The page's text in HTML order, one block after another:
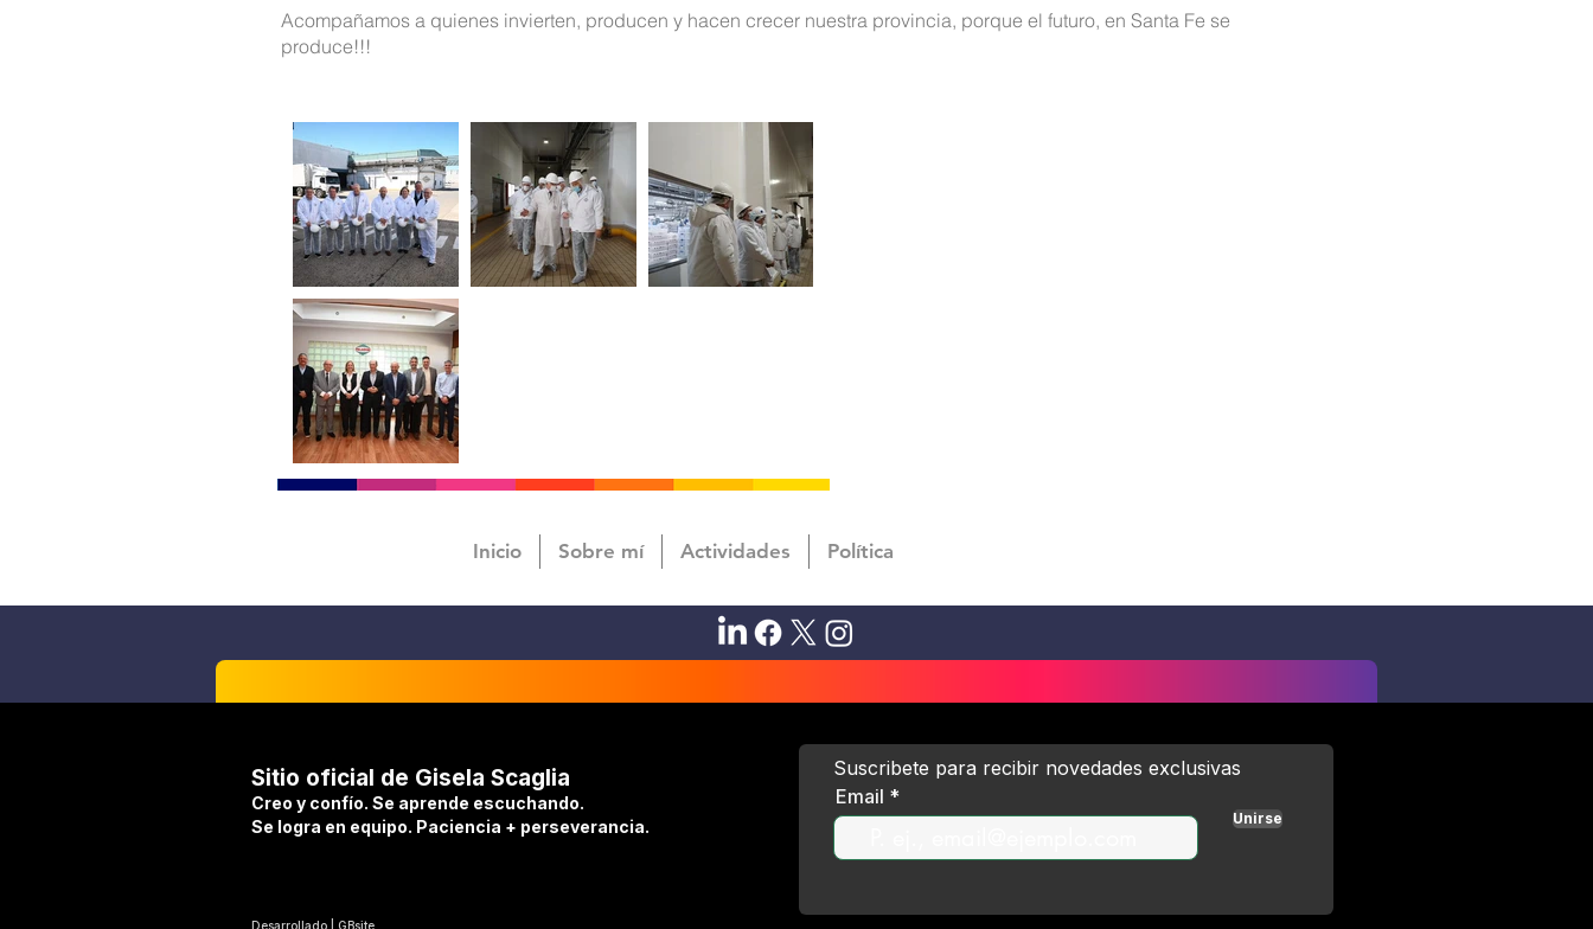
Acompañamos a quienes invierten, producen y hacen crecer nuestra provincia, porque el futuro, en Santa Fe se
produce!!!
Inicio Sobre mí Actividades Política
Sitio oficial de Gisela Scaglia
Creo y confío. Se aprende escuchando.
Se logra en equipo. Paciencia + perseverancia.
Suscribete para recibir novedades exclusivas
Email
Unirse
Desarrollado | GBsite